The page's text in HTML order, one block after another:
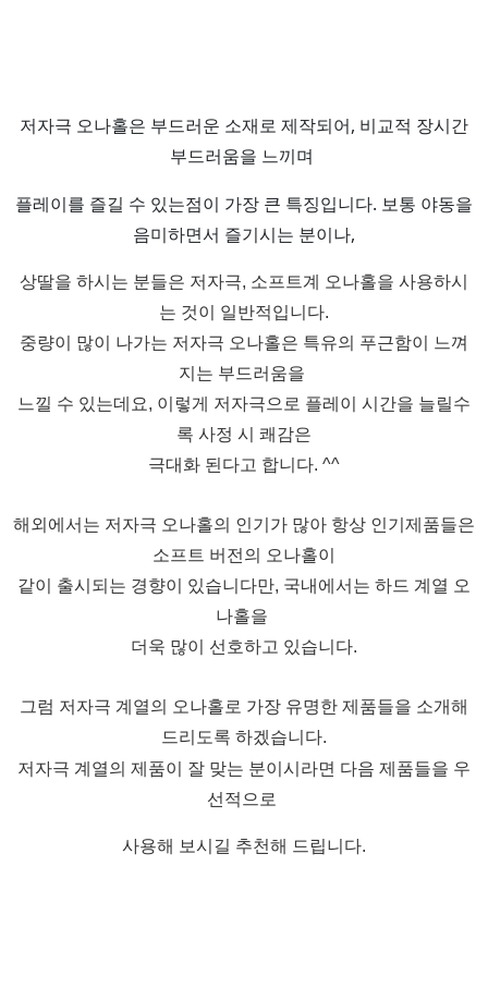
저자극 오나홀은 부드러운 소재로 제작되어, 비교적 장시간
부드러움을 느끼며
플레이를 즐길 수 있는점이 가장 큰 특징입니다. 보통 야동을
음미하면서 즐기시는 분이나,
상딸을 하시는 분들은 저자극, 소프트계 오나홀을 사용하시
는 것이 일반적입니다.
중량이 많이 나가는 저자극 오나홀은 특유의 푸근함이 느껴
지는 부드러움을
느낄 수 있는데요, 이렇게 저자극으로 플레이 시간을 늘릴수
록 사정 시 쾌감은
극대화 된다고 합니다. ^^
해외에서는 저자극 오나홀의 인기가 많아 항상 인기제품들은
소프트 버전의 오나홀이
같이 출시되는 경향이 있습니다만, 국내에서는 하드 계열 오
나홀을
더욱 많이 선호하고 있습니다.
그럼 저자극 계열의 오나홀로 가장 유명한 제품들을 소개해
드리도록 하겠습니다.
저자극 계열의 제품이 잘 맞는 분이시라면 다음 제품들을 우
선적으로
사용해 보시길 추천해 드립니다.